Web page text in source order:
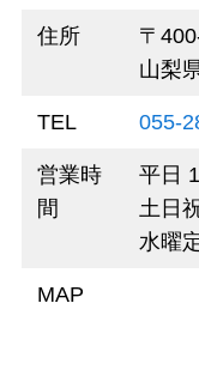
住所
〒
山梨
TEL 055-
営業時
間
平日
土日
水曜
MAP